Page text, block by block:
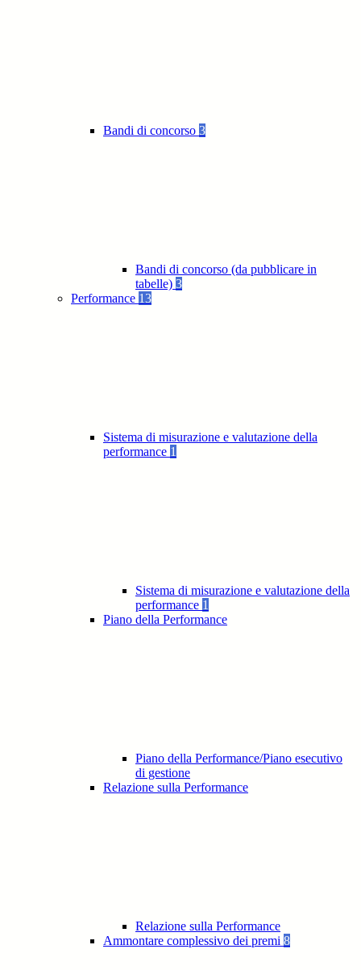
Bandi di concorso 3
Bandi di concorso (da pubblicare in
tabelle) 3
Performance 13
Sistema di misurazione e valutazione della
performance 1
Sistema di misurazione e valutazione della
performance 1
Piano della Performance
Piano della Performance/Piano esecutivo
di gestione
Relazione sulla Performance
Relazione sulla Performance
Ammontare complessivo dei premi 8